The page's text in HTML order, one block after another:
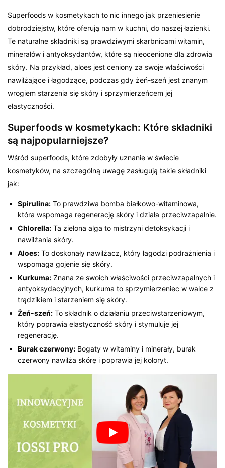
Superfoods w kosmetykach to nic innego jak przeniesienie
dobrodziejstw, które oferują nam w kuchni, do naszej łazienki.
Te naturalne składniki są prawdziwymi skarbnicami witamin,
minerałów i antyoksydantów, które są nieocenione dla zdrowia
skóry. Na przykład, aloes jest ceniony za swoje właściwości
nawilżające i łagodzące, podczas gdy żeń-szeń jest znanym
wrogiem starzenia się skóry i sprzymierzeńcem jej
elastyczności.
Superfoods w kosmetykach: Które składniki
są najpopularniejsze?
Wśród superfoods, które zdobyły uznanie w świecie
kosmetyków, na szczególną uwagę zasługują takie składniki
jak:
Spirulina: To prawdziwa bomba białkowo-witaminowa,
która wspomaga regenerację skóry i działa przeciwzapalnie.
Chlorella: Ta zielona alga to mistrzyni detoksykacji i
nawilżania skóry.
Aloes: To doskonały nawilżacz, który łagodzi podrażnienia i
wspomaga gojenie się skóry.
Kurkuma: Znana ze swoich właściwości przeciwzapalnych i
antyoksydacyjnych, kurkuma to sprzymierzeniec w walce z
trądzikiem i starzeniem się skóry.
Żeń-szeń: To składnik o działaniu przeciwstarzeniowym,
który poprawia elastyczność skóry i stymuluje jej
regenerację.
Burak czerwony: Bogaty w witaminy i minerały, burak
czerwony nawilża skórę i poprawia jej koloryt.